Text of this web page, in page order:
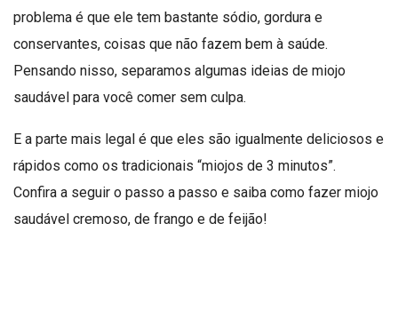
problema é que ele tem bastante sódio, gordura e
conservantes, coisas que não fazem bem à saúde.
Pensando nisso, separamos algumas ideias de miojo
saudável para você comer sem culpa.
E a parte mais legal é que eles são igualmente deliciosos e
rápidos como os tradicionais “miojos de 3 minutos”.
Confira a seguir o passo a passo e saiba como fazer miojo
saudável cremoso, de frango e de feijão!